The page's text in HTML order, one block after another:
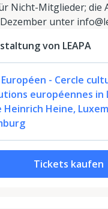
Nicht-Mitglieder; die
unter
von LEAPA
- Cercle
européennes in
Heinrich Heine,
Tickets kaufen